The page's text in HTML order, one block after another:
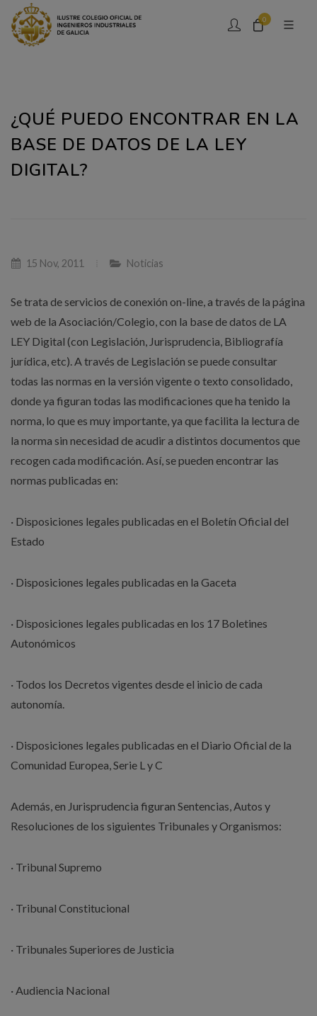
0
¿QUÉ PUEDO ENCONTRAR EN LA
BASE DE DATOS DE LA LEY
DIGITAL?
15 Nov, 2011 Noticias
Se trata de servicios de conexión on-line, a través de la página
web de la Asociación/Colegio, con la base de datos de LA
LEY Digital (con Legislación, Jurisprudencia, Bibliografía
jurídica, etc). A través de Legislación se puede consultar
todas las normas en la versión vigente o texto consolidado,
donde ya figuran todas las modificaciones que ha tenido la
norma, lo que es muy importante, ya que facilita la lectura de
la norma sin necesidad de acudir a distintos documentos que
recogen cada modificación. Así, se pueden encontrar las
normas publicadas en:
· Disposiciones legales publicadas en el Boletín Oficial del
Estado
· Disposiciones legales publicadas en la Gaceta
· Disposiciones legales publicadas en los 17 Boletines
Autonómicos
· Todos los Decretos vigentes desde el inicio de cada
autonomía.
· Disposiciones legales publicadas en el Diario Oficial de la
Comunidad Europea, Serie L y C
Además, en Jurisprudencia figuran Sentencias, Autos y
Resoluciones de los siguientes Tribunales y Organismos:
· Tribunal Supremo
· Tribunal Constitucional
· Tribunales Superiores de Justicia
· Audiencia Nacional